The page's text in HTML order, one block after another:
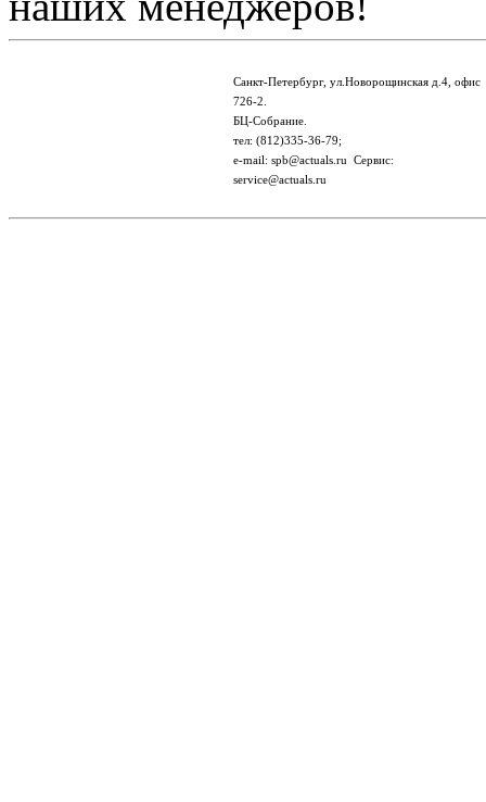
Санкт-Петербург, ул.Новорощинская д.4, офис
726-2.
БЦ-Собрание.
тел: (812)335-36-79;
e-mail: spb@actuals.ru Сервис:
service@actuals.ru